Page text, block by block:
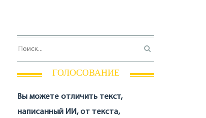
ГОЛОСОВАНИЕ
Вы можете отличить текст,
написанный ИИ, от текста,